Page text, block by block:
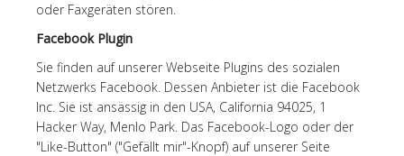
oder Faxgeräten stören.
Facebook Plugin
Sie finden auf unserer Webseite Plugins des sozialen
Netzwerks Facebook. Dessen Anbieter ist die Facebook
Inc. Sie ist ansässig in den USA, California 94025, 1
Hacker Way, Menlo Park. Das Facebook-Logo oder der
"Like-Button" ("Gefällt mir"-Knopf) auf unserer Seite